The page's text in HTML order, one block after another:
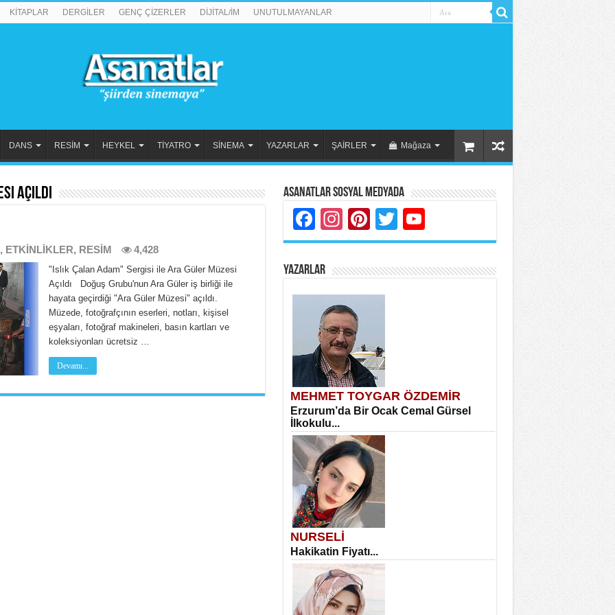
KİTAPLAR DERGİLER GENÇ ÇİZERLER DİJİTAL/İM UNUTULMAYANLAR
DANS RESİM HEYKEL TİYATRO SİNEMA YAZARLAR ŞAİRLER Mağaza
Açıldı
, ETKİNLİKLER, RESİM 4,428
"Islık Çalan Adam" Sergisi ile Ara Güler Müzesi
Açıldı Doğuş Grubu'nun Ara Güler iş birliği ile
hayata geçirdiği "Ara Güler Müzesi" açıldı.
Müzede, fotoğrafçının eserleri, notları, kişisel
eşyaları, fotoğraf makineleri, basın kartları ve
koleksiyonları ücretsiz …
Devamı...
Asanatlar Sosyal Medyada
Facebook
Instagram
Pinterest
Twitter
YAZARLAR
MEHMET TOYGAR ÖZDEMİR
Erzurum’da Bir Ocak Cemal Gürsel
İlkokulu...
NURSELİ
Hakikatin Fiyatı...